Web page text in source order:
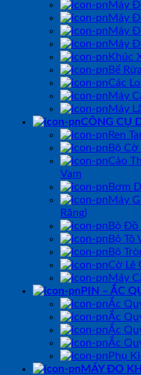
Máy
Máy
Máy
Máy
Khúc
Bể
Các
Máy
Máy
CÔNG CỤ
Ren
Bộ Cờ
Cảo
Vam
Bơm
Máy
Răng)
Bộ Đồ
Bộ Tô
Bộ
Cờ Lê
Máy
PIN – ẮC
Ắc
Ắc
Ắc
Ắc
Phụ
MÁY ĐO